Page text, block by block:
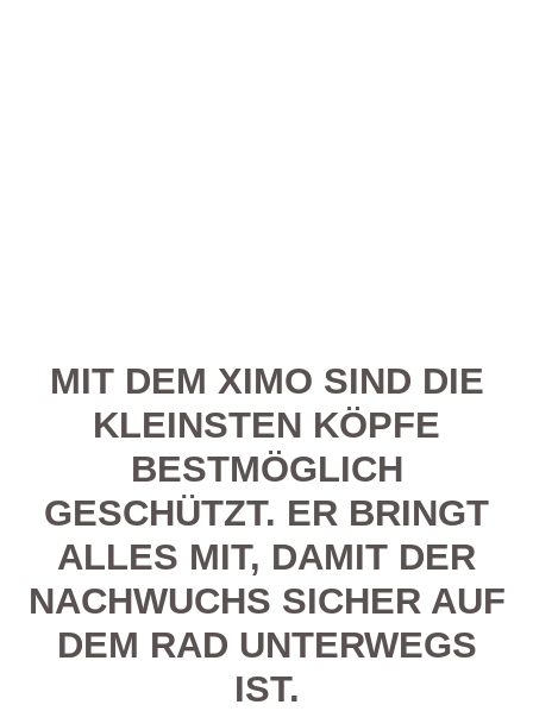
MIT DEM XIMO SIND DIE
KLEINSTEN KÖPFE
BESTMÖGLICH
GESCHÜTZT. ER BRINGT
ALLES MIT, DAMIT DER
NACHWUCHS SICHER AUF
DEM RAD UNTERWEGS
IST.